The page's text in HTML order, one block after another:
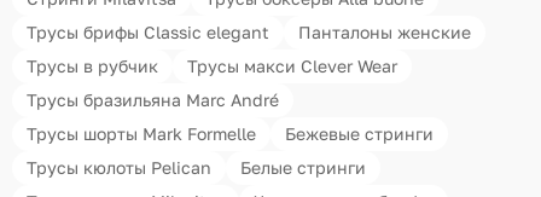
Трусы брифы Classic elegant
Панталоны женские
Трусы в рубчик
Трусы макси Clever Wear
Трусы бразильяна Marc André
Трусы шорты Mark Formelle
Бежевые стринги
Трусы кюлоты Pelican
Белые стринги